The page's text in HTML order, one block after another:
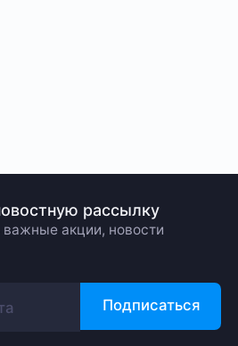
рассылку
акции, новости
Подписаться